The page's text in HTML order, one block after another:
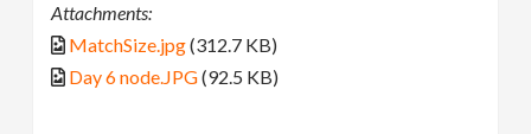
Attachments:
MatchSize.jpg(312.7 KB)
Day 6 node.JPG(92.5 KB)